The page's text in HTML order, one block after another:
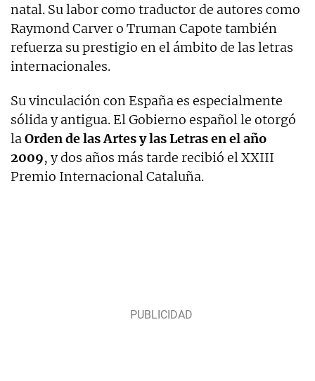
natal. Su labor como traductor de autores como
Raymond Carver o Truman Capote también
refuerza su prestigio en el ámbito de las letras
internacionales.
Su vinculación con España es especialmente
sólida y antigua. El Gobierno español le otorgó
laOrden de las Artes y las Letras en el año
2009, y dos años más tarde recibió el XXIII
Premio Internacional Cataluña.